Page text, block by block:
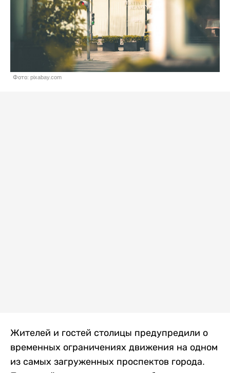
Фото: pixabay.com
Жителей и гостей столицы предупредили о
временных ограничениях движения на одном
из самых загруженных проспектов города.